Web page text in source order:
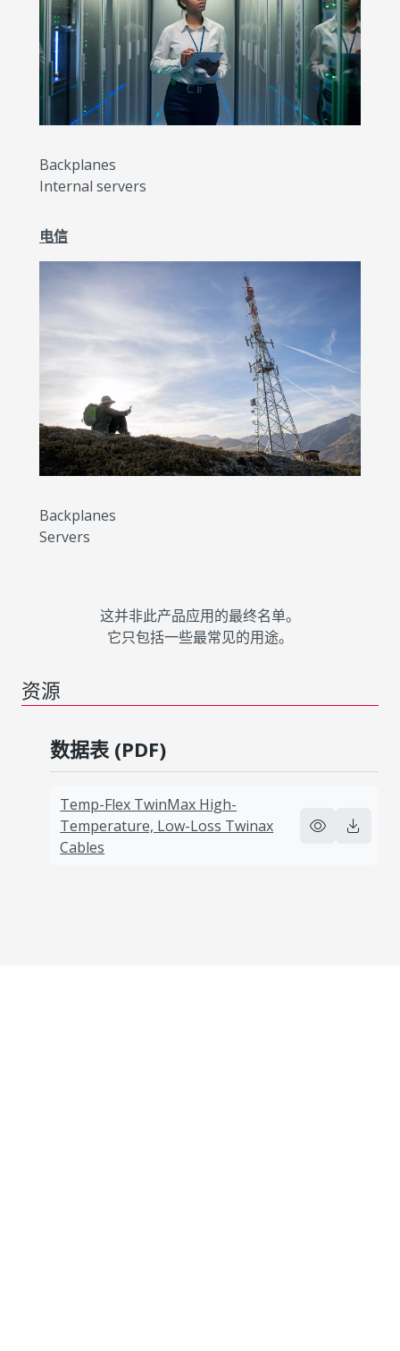
Backplanes
Internal servers
电信
Backplanes
Servers
这并非此产品应用的最终名单。
它只包括一些最常见的用途。
资源
数据表 (PDF)
Temp-Flex TwinMax High-
Temperature, Low-Loss Twinax
Cables